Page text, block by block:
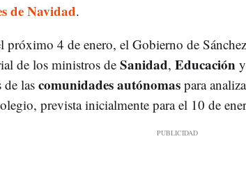
de Navidad.
próximo 4 de enero, el Gobierno de
de los ministros de Sanidad, Educación y
de las comunidades autónomaspara
prevista inicialmente para el 10 de